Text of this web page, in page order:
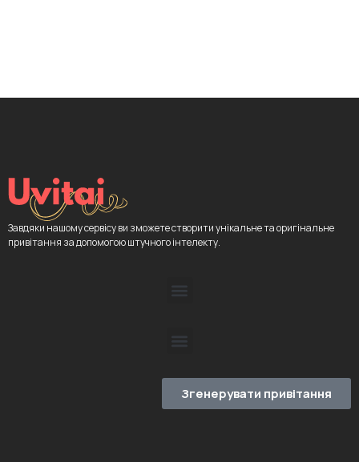
Завдяки нашому сервісу ви зможете створити унікальне та оригінальне
привітання за допомогою штучного інтелекту.
Згенерувати привітання